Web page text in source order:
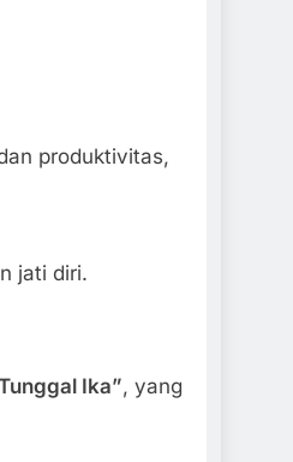
produktivitas,
jati diri.
Ika”, yang